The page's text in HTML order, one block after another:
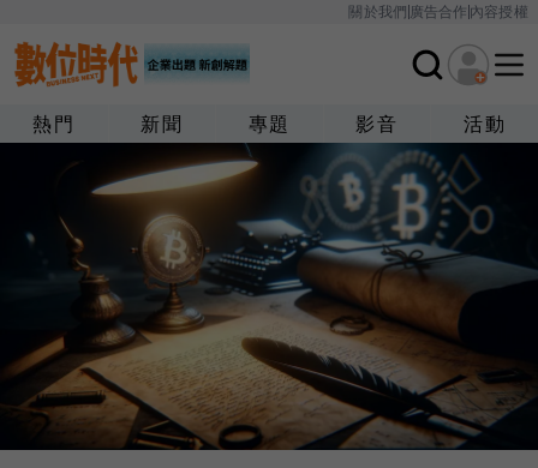
關於我們廣告合作內容授權
熱門 新聞 專題 影音 活動